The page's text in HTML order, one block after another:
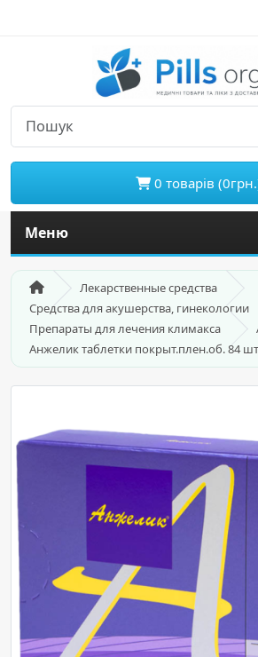
0 товарів
Меню
Лекарственные средства
Средства для акушерства, гинекологии
Препараты для лечения климакса
Анжелик таблетки покрыт.плен.об. 84 шт